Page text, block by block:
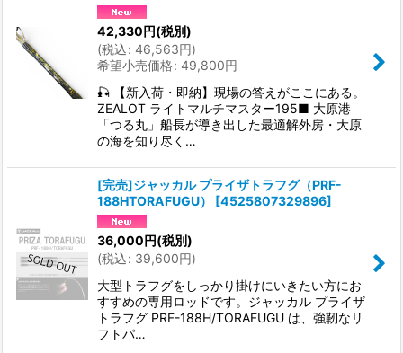
42,330円(税別)
(税込: 46,563円)
希望小売価格: 49,800円
🎣 【新入荷・即納】現場の答えがここにある。
ZEALOT ライトマルチマスター195■ 大原港
「つる丸」船長が導き出した最適解外房・大原
の海を知り尽く…
[完売]ジャッカル プライザトラフグ（PRF-
188HTORAFUGU）
[4525807329896]
36,000円(税別)
(税込: 39,600円)
大型トラフグをしっかり掛けにいきたい方にお
すすめの専用ロッドです。ジャッカル プライザ
トラフグ PRF-188H/TORAFUGU は、強靭なリ
フトパ…